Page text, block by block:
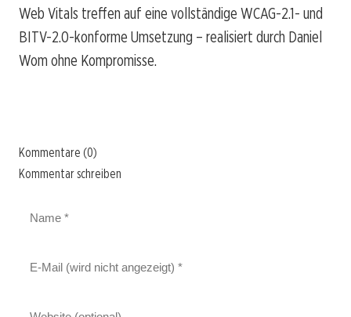
Web Vitals treffen auf eine vollständige WCAG-2.1- und
BITV-2.0-konforme Umsetzung – realisiert durch Daniel
Wom ohne Kompromisse.
Kommentare (0)
Kommentar schreiben